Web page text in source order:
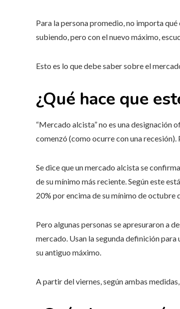
Para la persona promedio, no importa
subiendo, pero con el nuevo máximo,
Esto es lo que debe saber sobre el
¿Qué hace que
“Mercado alcista” no es una designación
comenzó (como ocurre con una
Se dice que un mercado alcista se
de su mínimo más reciente. Según este
20% por encima de su mínimo de octubre
Pero algunas personas se apresuraron a
mercado. Usan la segunda definición para
su antiguo máximo.
A partir del viernes, según ambas